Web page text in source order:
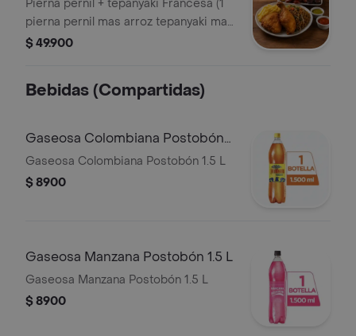
acompañadas de papas ala
francesas).
Pierna pernil + tepanyaki Francesa (1
pierna pernil mas arroz tepanyaki mas
papas ala francesa) Picada Chorizo y
$ 49.900
Bebidas (Compartidas)
Gaseosa Colombiana Postobón
1.5 L
Gaseosa Colombiana Postobón 1.5 L
$ 8900
Gaseosa Manzana Postobón 1.5 L
Gaseosa Manzana Postobón 1.5 L
$ 8900